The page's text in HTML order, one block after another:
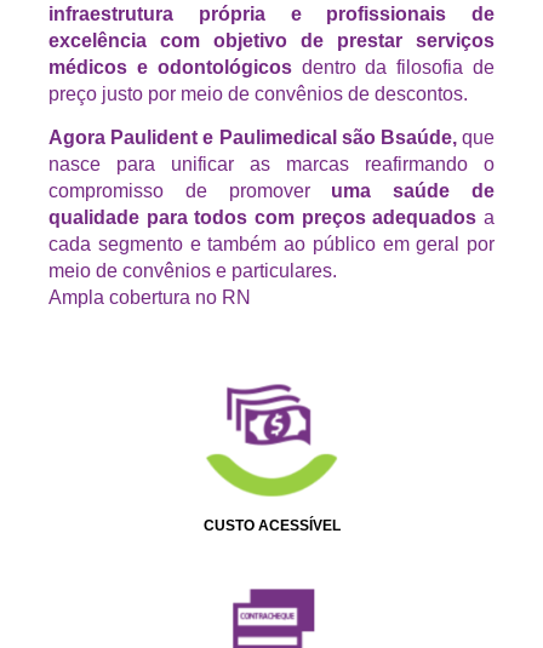
infraestrutura própria e profissionais de
excelência com objetivo de prestar serviços
médicos e odontológicosdentro da filosofia de
preço justo por meio de convênios de descontos.
Agora Paulident e Paulimedical são Bsaúde,que
nasce para unificar as marcas reafirmando o
compromisso de promover uma saúde de
qualidade para todos com preços adequados a
cada segmento e também ao público em geral por
meio de convênios e particulares.
Ampla cobertura no RN
CUSTO ACESSÍVEL